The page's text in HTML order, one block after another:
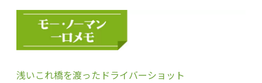
浅いこれ橋を渡ったドライバーショット